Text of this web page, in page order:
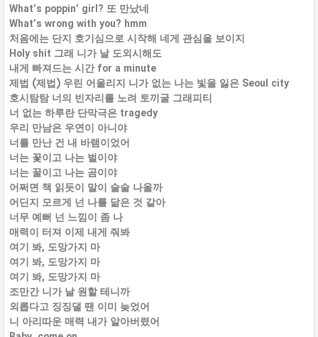
What’s poppin’ girl? 또 만났네
What’s wrong with you? hmm
처음에는 단지 호기심으로 시작해 네게 관심을 보이지
Holy shit 그래 니가 날 도외시해도
내게 빠져드는 시간 for a minute
제법 (제법) 우린 어울리지 니가 없는 나는 빛을 잃은 Seoul city
호시탐탐 너의 빈자리를 노려 토끼굴 그래피티
너 없는 하루란 단막극은 tragedy
우리 만남은 우연이 아니야
너를 만난 건 내 바램이었어
너는 꽃이고 나는 벌이야
너는 꿀이고 나는 곰이야
어쩌면 책 읽듯이 말이 술술 나올까
어딘지 모르게 넌 나를 닮은 것 같아
너무 예뻐 넌 느낌이 좀 나
매력이 터져 이제 내게 줘봐
여기 봐, 도망가지 마
여기 봐, 도망가지 마
여기 봐, 도망가지 마
조만간 니가 날 원할 테니까
외롭다고 징징댈 땐 이미 늦었어
니 아리따운 매력 내가 알아버렸어